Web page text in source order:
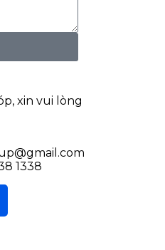
xin vui lòng
1338